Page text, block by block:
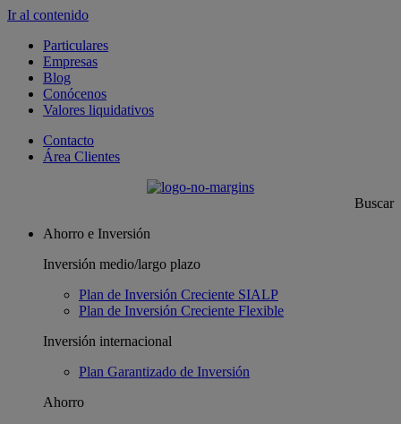
Ir al contenido
Particulares
Empresas
Blog
Conócenos
Valores liquidativos
Contacto
Área Clientes
Buscar
Ahorro e Inversión
Inversión medio/largo plazo
Plan de Inversión Creciente SIALP
Plan de Inversión Creciente Flexible
Inversión internacional
Plan Garantizado de Inversión
Ahorro